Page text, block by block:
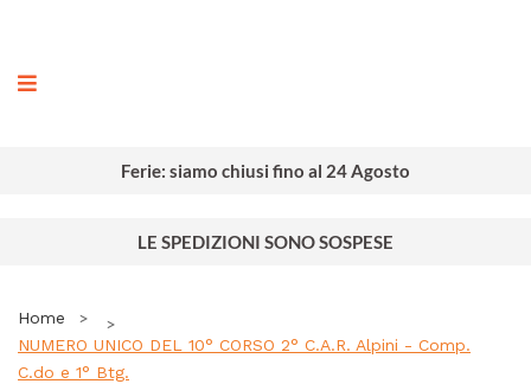
Ferie: siamo chiusi fino al 24 Agosto
LE SPEDIZIONI SONO SOSPESE
Home
NUMERO UNICO DEL 10° CORSO 2° C.A.R. Alpini - Comp.
C.do e 1° Btg.